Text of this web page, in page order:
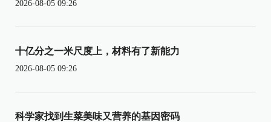
2026-08-05 09:26
十亿分之一米尺度上，材料有了新能力
2026-08-05 09:26
科学家找到生菜美味又营养的基因密码